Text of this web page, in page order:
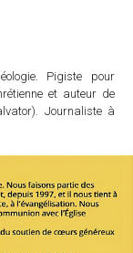
Pigiste pour
et auteur de
Journaliste à